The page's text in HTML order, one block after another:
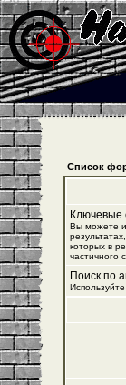
Список
Ключевые
Вы можете
результатах,
которых в
частичного
Поиск по